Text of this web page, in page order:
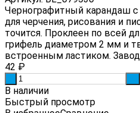
Чернографитный карандаш
для черчения, рисования и
точится. Проклеен по всей
грифель диаметром 2 мм и
встроенным ластиком.
42 ₽
В наличии
Быстрый просмотр